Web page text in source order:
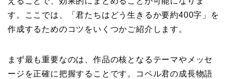
す。ここでは、「君たちはどう生きるか要約400字」を
作成するためのコツをいくつかご紹介します。
まず最も重要なのは、作品の核となるテーマやメッセ
ージを正確に把握することです。コペル君の成長物語